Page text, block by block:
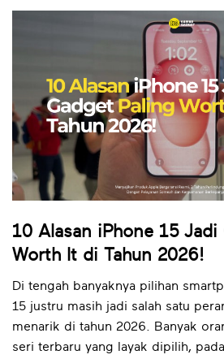
10 Alasan iPhone 15 Jadi
Worth It di Tahun 2026!
Di tengah banyaknya pilihan
15 justru masih jadi salah satu
menarik di tahun 2026. Banyak
seri terbaru yang layak dipilih,